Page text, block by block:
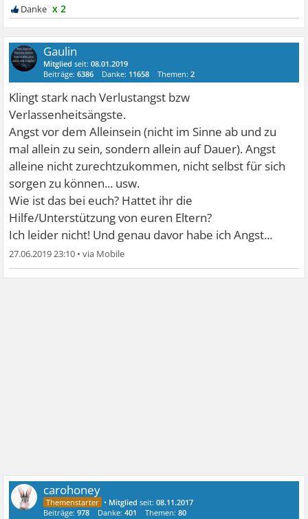
x 2
Gaulin
Mitglied seit:08.01.2019
Beiträge:6386 Danke: 11658 Themen:2
Klingt stark nach Verlustangst bzw
Verlassenheitsängste.
Angst vor dem Alleinsein (nicht im Sinne ab und zu
mal allein zu sein, sondern allein auf Dauer). Angst
alleine nicht zurechtzukommen, nicht selbst für sich
sorgen zu können... usw.
Wie ist das bei euch? Hattet ihr die
Hilfe/Unterstützung von euren Eltern?
Ich leider nicht! Und genau davor habe ich Angst...
27.06.2019 23:10 •
carohoney
• Mitglied seit:08.11.2017
Beiträge:978 Danke:401 Themen:80